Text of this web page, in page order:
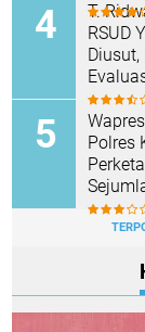
T.
RSUD
Polres